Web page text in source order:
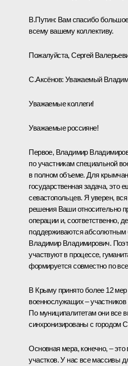
В.Путин: Вам спасибо
всему вашему коллективу.
Пожалуйста, Сергей
С.Аксёнов: Уважаемый
Уважаемые коллеги!
Уважаемые россияне!
Первое, Владимир
по участникам специальной
в полном объеме. Для крымчан
государственная задача, это
севастопольцев. Я уверен,
решения Ваши относительно
операции и, соответственно,
поддерживаются
Владимир Владимирович.
участвуют в процессе,
формируется совместно по
В Крыму принято более 12
военнослужащих –
По муниципалитетам они все
синхронизированы с городом
Основная мера, конечно, –
участков. У нас все массивы